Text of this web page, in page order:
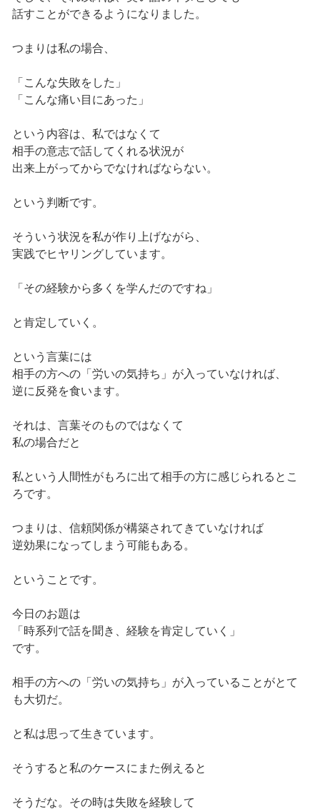
話すことができるようになりました。
つまりは私の場合、
「こんな失敗をした」
「こんな痛い目にあった」
という内容は、私ではなくて
相手の意志で話してくれる状況が
出来上がってからでなければならない。
という判断です。
そういう状況を私が作り上げながら、
実践でヒヤリングしています。
「その経験から多くを学んだのですね」
と肯定していく。
という言葉には
相手の方への「労いの気持ち」が入っていなければ、
逆に反発を食います。
それは、言葉そのものではなくて
私の場合だと
私という人間性がもろに出て相手の方に感じられるとこ
ろです。
つまりは、信頼関係が構築されてきていなければ
逆効果になってしまう可能もある。
ということです。
今日のお題は
「時系列で話を聞き、経験を肯定していく」
です。
相手の方への「労いの気持ち」が入っていることがとて
も大切だ。
と私は思って生きています。
そうすると私のケースにまた例えると
そうだな。その時は失敗を経験して